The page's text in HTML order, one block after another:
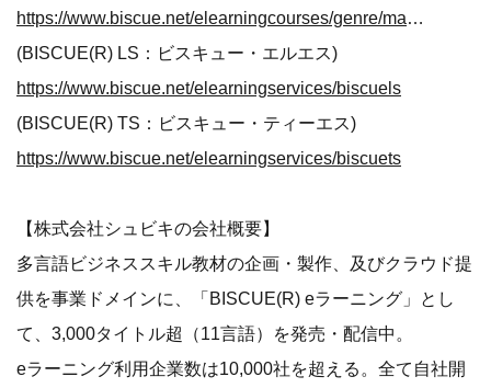
https://www.biscue.net/elearningcourses/genre/management#co15l01s
(BISCUE(R) LS：ビスキュー・エルエス)
https://www.biscue.net/elearningservices/biscuels
(BISCUE(R) TS：ビスキュー・ティーエス)
https://www.biscue.net/elearningservices/biscuets
【株式会社シュビキの会社概要】
多言語ビジネススキル教材の企画・製作、及びクラウド提
供を事業ドメインに、「BISCUE(R) eラーニング」とし
て、3,000タイトル超（11言語）を発売・配信中。
eラーニング利用企業数は10,000社を超える。全て自社開